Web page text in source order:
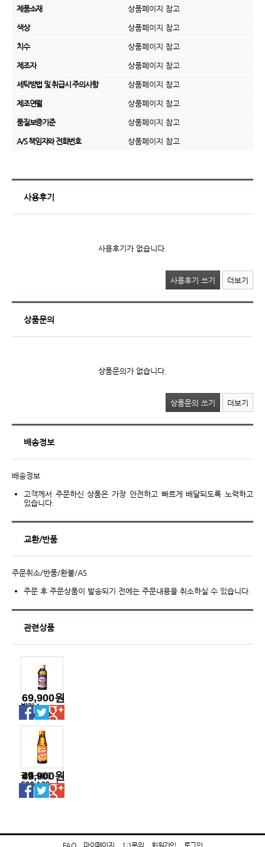
제품소재 상품페이지 참고
색상 상품페이지 참고
치수 상품페이지 참고
제조자 상품페이지 참고
세탁방법 및 취급시 주의사항 상품페이지 참고
제조연월 상품페이지 참고
품질보증기준 상품페이지 참고
A/S 책임자와 전화번호 상품페이지 참고
사용후기
사용후기가 없습니다.
사용후기 쓰기 더보기
상품문의
상품문의가 없습니다.
상품문의 쓰기 더보기
배송정보
배송정보
고객께서 주문하신 상품은 가장 안전하고 빠르게 배달되도록 노력하고
있습니다.
교환/반품
주문취소/반품/환불/AS
주문 후 주문상품이 발송되기 전에는 주문내용을 취소하실 수 있습니다.
관련상품
박카스
F120ml병
69,900원
광동-비타
500-100ml
병
49,900원